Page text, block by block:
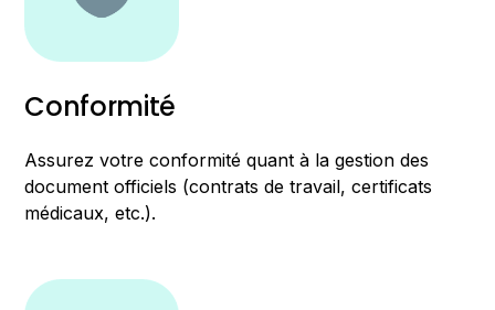
Conformité
Assurez votre conformité quant à la gestion des
document officiels (contrats de travail, certificats
médicaux, etc.).